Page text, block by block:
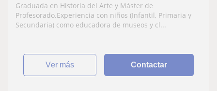
Graduada en Historia del Arte y Máster de
Profesorado.Experiencia con niños (Infantil, Primaria y
Secundaria) como educadora de museos y cl...
ver más Contactar